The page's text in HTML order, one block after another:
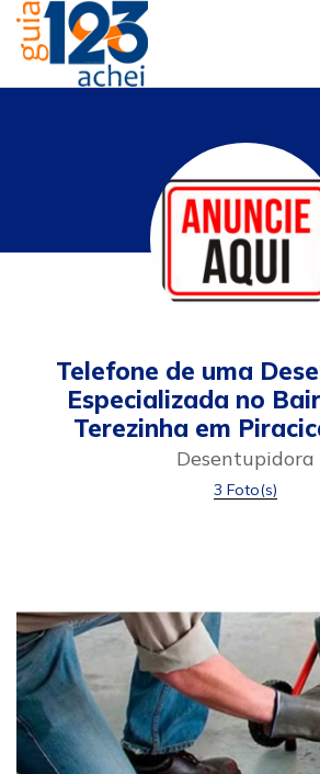
Telefone de uma
Especializada no
Terezinha em
Desentupidora
3 Foto(s)